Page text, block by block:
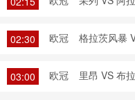
02:30 欧冠 格拉茨风暴
03:00 欧冠 里昂 VS 布